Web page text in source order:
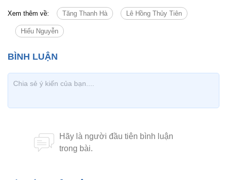
Xem thêm về: Tăng Thanh Hà Lê Hồng Thủy Tiên
Hiếu Nguyễn